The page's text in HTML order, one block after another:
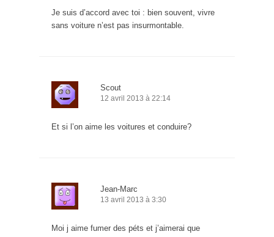
Je suis d’accord avec toi : bien souvent, vivre
sans voiture n’est pas insurmontable.
Scout
12 avril 2013 à 22:14
Et si l’on aime les voitures et conduire?
Jean-Marc
13 avril 2013 à 3:30
Moi j aime fumer des péts et j’aimerai que